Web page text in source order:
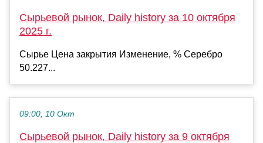
Сырьевой рынок, Daily history за 10 октября
2025 г.
Сырье Цена закрытия Изменение, % Серебро
50.227...
09:00, 10 Окт
Сырьевой рынок, Daily history за 9 октября